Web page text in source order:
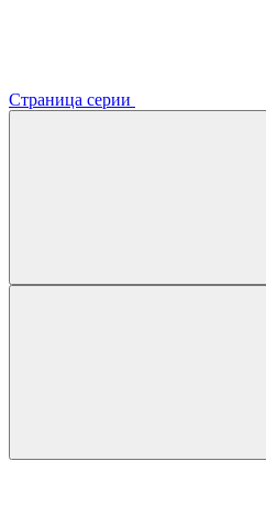
Страница серии